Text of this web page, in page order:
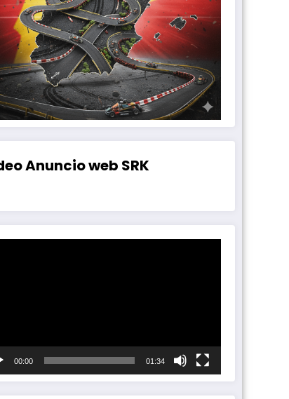
Anuncio web SRK
00:00 01:34